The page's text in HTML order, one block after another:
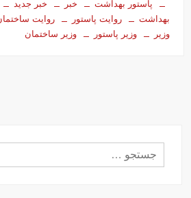
پاستور بهداشت
خبر خبر جدید
بهداشت
روایت پاستور روایت
وزیر
وزیر پاستور وزیر ساختمان